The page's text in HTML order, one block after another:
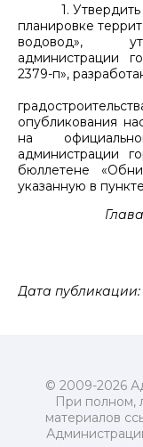
1. Утвердить в
планировке
водовод»,
администрации
2379-п»,
2.
опубликования
на
администрации
бюллетене
указанную в
Дата публикации:
© 2009-2026
При полном,
материалов